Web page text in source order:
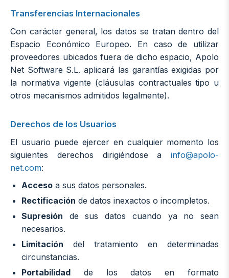
Transferencias Internacionales
Con carácter general, los datos se tratan dentro del
Espacio Económico Europeo. En caso de utilizar
proveedores ubicados fuera de dicho espacio, Apolo
Net Software S.L. aplicará las garantías exigidas por
la normativa vigente (cláusulas contractuales tipo u
otros mecanismos admitidos legalmente).
Derechos de los Usuarios
El usuario puede ejercer en cualquier momento los
siguientes derechos dirigiéndose a info@apolo-
net.com:
Acceso a sus datos personales.
Rectificación de datos inexactos o incompletos.
Supresión de sus datos cuando ya no sean
necesarios.
Limitación del tratamiento en determinadas
circunstancias.
Portabilidad de los datos en formato